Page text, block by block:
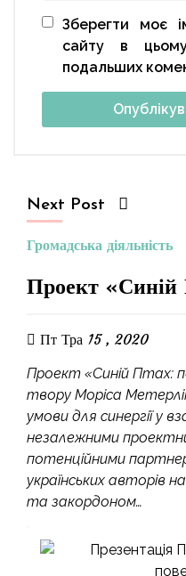
Зберегти моє
сайту в
подальших
Next Post
Громадська діяльність
Проект «Синій
Пт Тра 15 , 2020
Проект «Синій Птах:
твору Моріса
умови для синергії у
незалежними
потенційними
українських авторів
та закордоном…